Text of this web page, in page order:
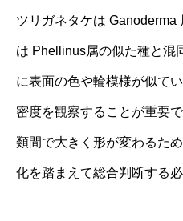
ツリガネタケは Ganoderma
は Phellinus属の似た種と混
に表面の色や輪模様が似て
密度を観察することが重要
類間で大きく形が変わるた
化を踏まえて総合判断する必